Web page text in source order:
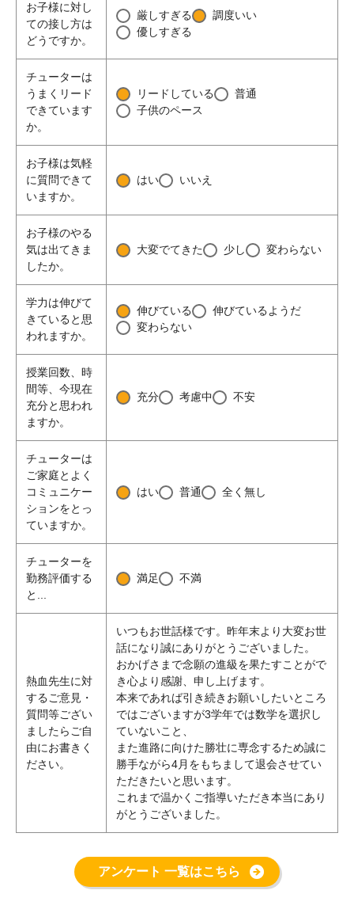
お子様に対し
ての接し方は
どうですか。
厳しすぎる
調度いい
優しすぎる
チューターは
うまくリード
できています
か。
リードしている
普通
子供のペース
お子様は気軽
に質問できて
いますか。
はい いいえ
お子様のやる
気は出てきま
したか。
大変でてきた 少し 変わらない
学力は伸びて
きていると思
われますか。
伸びている
伸びているようだ
変わらない
授業回数、時
間等、今現在
充分と思われ
ますか。
充分 考慮中 不安
チューターは
ご家庭とよく
コミュニケー
ションをとっ
ていますか。
はい 普通 全く無し
チューターを
勤務評価する
と...
満足 不満
熱血先生に対
するご意見・
質問等ござい
ましたらご自
由にお書きく
ださい。
いつもお世話様です。昨年末より大変お世
話になり誠にありがとうございました。
おかげさまで念願の進級を果たすことがで
き心より感謝、申し上げます。
本来であれば引き続きお願いしたいところ
ではございますが3学年では数学を選択し
ていないこと、
また進路に向けた勝壮に専念するため誠に
勝手ながら4月をもちまして退会させてい
ただきたいと思います。
これまで温かくご指導いただき本当にあり
がとうございました。
アンケート 一覧はこちら